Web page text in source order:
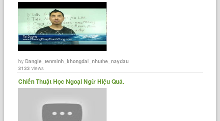
byDangle_tenminh_khongdai_nhuthe_naydau
3133 views
Chiến Thuật Học Ngoại Ngữ Hiệu Quả.